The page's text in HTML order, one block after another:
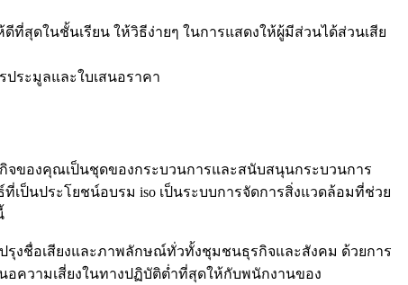
สุดในชั้นเรียน ให้วิธีง่ายๆ ในการแสดงให้ผู้มีส่วนได้ส่วนเสีย
ระมูลและใบเสนอราคา
จของคุณเป็นชุดของกระบวนการและสนับสนุนกระบวนการ
ป็นประโยชน์อบรม iso เป็นระบบการจัดการสิ่งแวดล้อมที่ช่วย
งชื่อเสียงและภาพลักษณ์ทั่วทั้งชุมชนธุรกิจและสังคม ด้วยการ
ความเสี่ยงในทางปฏิบัติต่ำที่สุดให้กับพนักงานของ